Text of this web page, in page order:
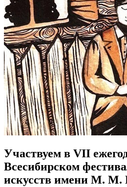
Участвуем в VII
Всесибирском
искусств имени М. М.